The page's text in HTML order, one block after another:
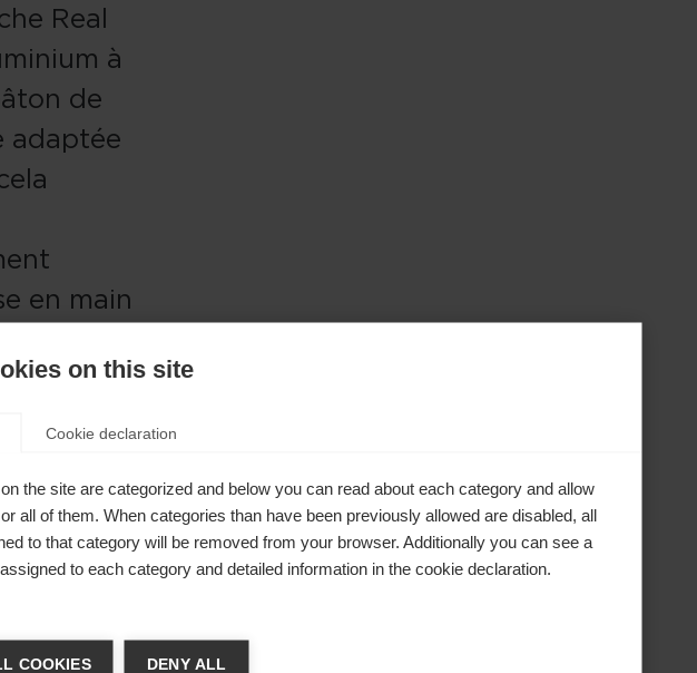
Real
à
de
adaptée
en main
de langue
on this site
Cookie declaration
the site are categorized and below you can read about each category and allow
all of them. When categories than have been previously allowed are disabled, all
to that category will be removed from your browser. Additionally you can see a
to each category and detailed information in the cookie declaration.
COOKIES DENY ALL